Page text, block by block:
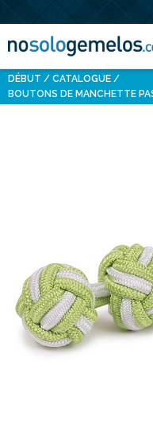
DÉBUT
CATALOGUE
BOUTONS DE MANCHETTE